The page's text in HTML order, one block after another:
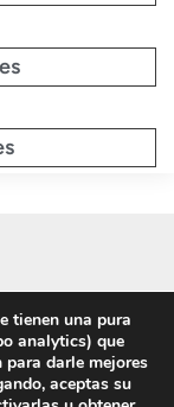
tienen una pura
analytics) que
para darle mejores
aceptas su